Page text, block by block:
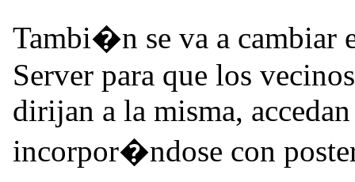
Tambi�n se va a cambiar
Server para que los
dirijan a la misma,
incorpor�ndose con